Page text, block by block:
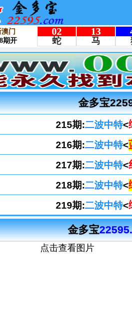
金多宝
215期:二波中特<
216期:二波中特<
217期:二波中特<
218期:二波中特<
219期:二波中特<
金多宝